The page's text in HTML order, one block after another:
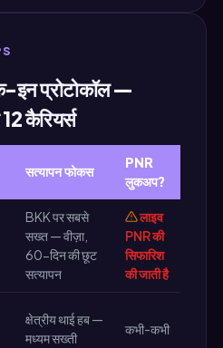
इन प्रोटोकॉल —
कैरियर्स
सत्यापन फोकस
PNR
लुकअप?
BKK पर सबसे
सख्त — वीज़ा,
60-दिन की छूट
सत्यापन
लाइव
PNR की
सिफारिश
की जाती है
क्षेत्रीय थाई हब —
मध्यम सख्ती
कभी-कभी